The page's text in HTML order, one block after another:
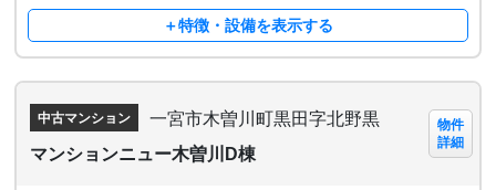
＋特徴・設備を表示する
中古マンション
一宮市木曽川町黒田字北野黒
マンションニュー木曽川D棟
物件
詳細